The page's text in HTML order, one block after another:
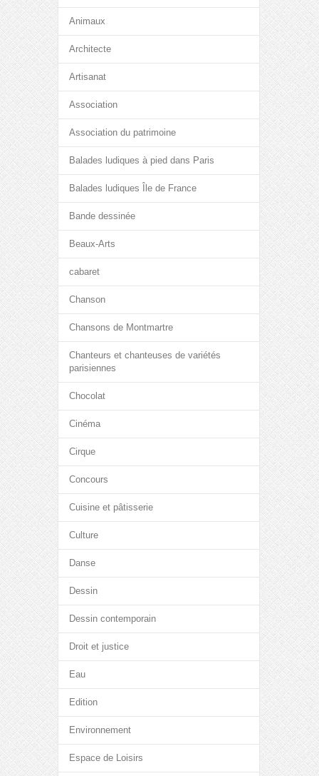
Animaux
Architecte
Artisanat
Association
Association du patrimoine
Balades ludiques à pied dans Paris
Balades ludiques Île de France
Bande dessinée
Beaux-Arts
cabaret
Chanson
Chansons de Montmartre
Chanteurs et chanteuses de variétés
parisiennes
Chocolat
Cinéma
Cirque
Concours
Cuisine et pâtisserie
Culture
Danse
Dessin
Dessin contemporain
Droit et justice
Eau
Edition
Environnement
Espace de Loisirs